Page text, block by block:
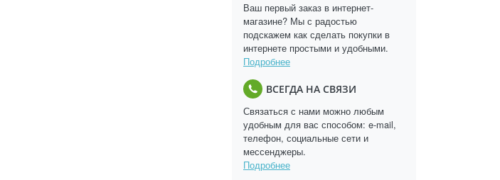
Ваш первый заказ в интернет-
магазине? Мы с радостью
подскажем как сделать покупки в
интернете простыми и удобными.
Подробнее
ВСЕГДА НА СВЯЗИ
Связаться с нами можно любым
удобным для вас способом: e-mail,
телефон, социальные сети и
мессенджеры.
Подробнее